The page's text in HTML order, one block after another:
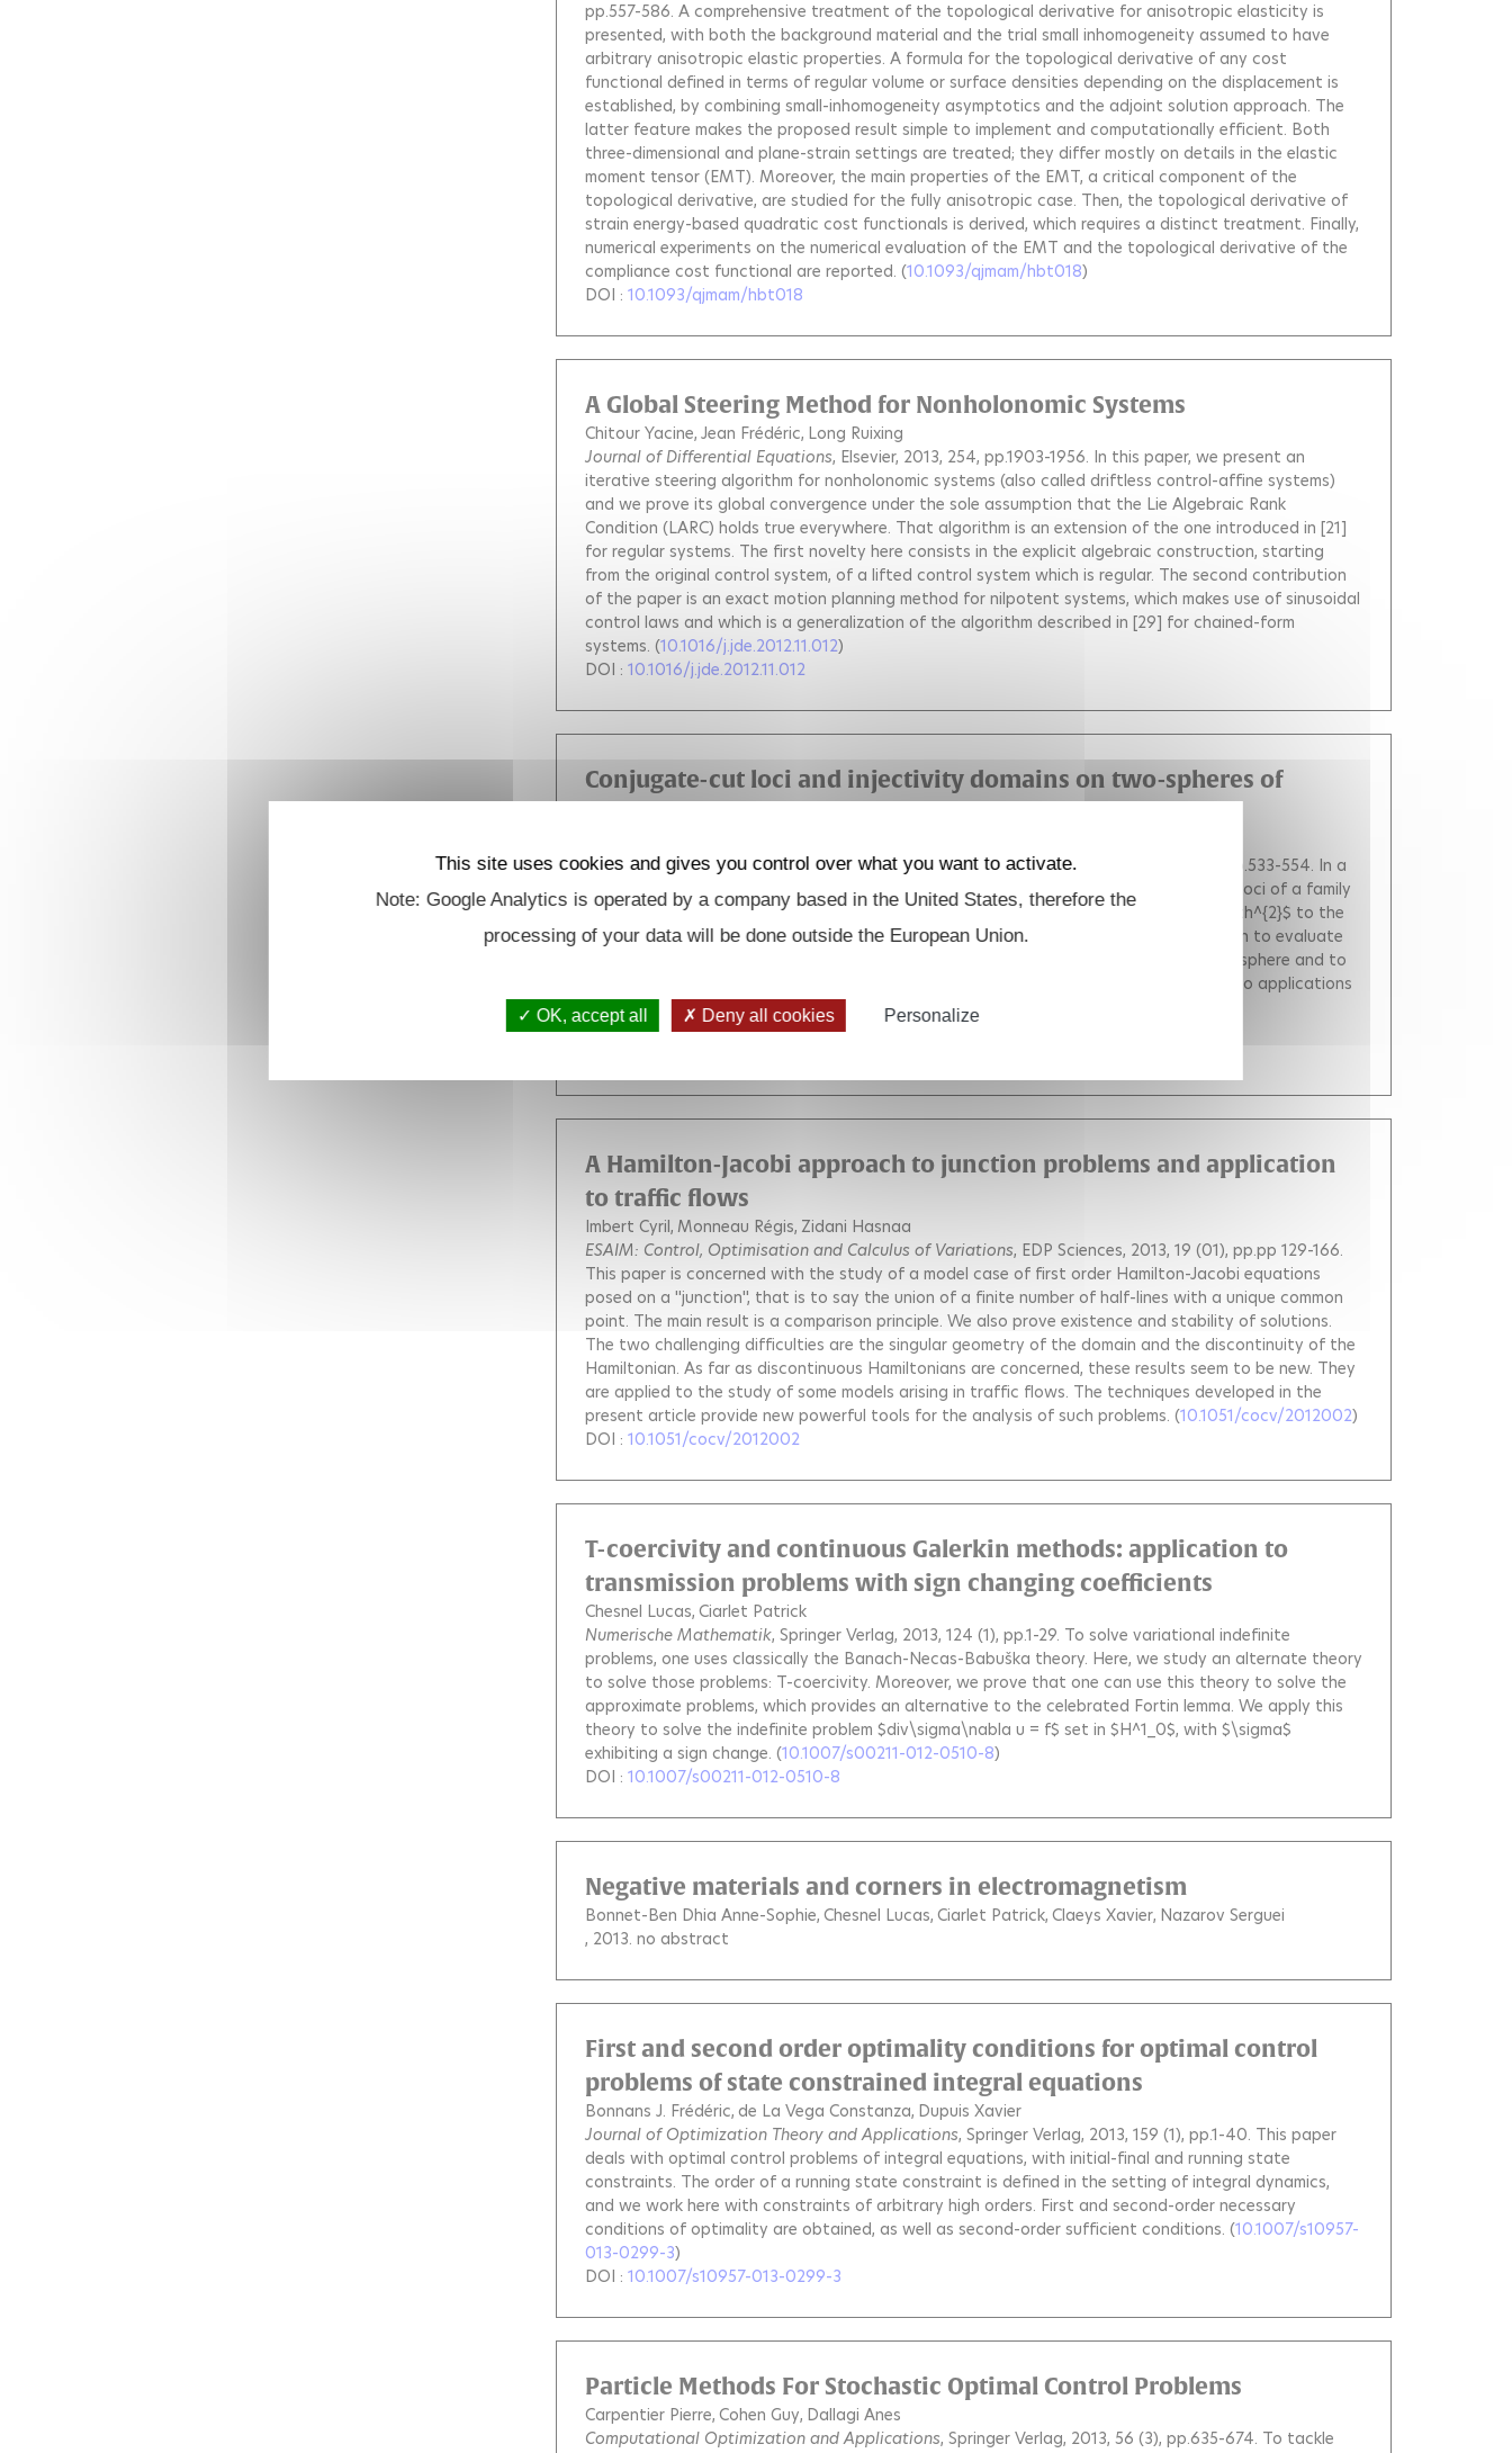
pp.557-586. A comprehensive treatment of the topological derivative for anisotropic elasticity is
presented, with both the background material and the trial small inhomogeneity assumed to have
arbitrary anisotropic elastic properties. A formula for the topological derivative of any cost
functional defined in terms of regular volume or surface densities depending on the displacement is
established, by combining small-inhomogeneity asymptotics and the adjoint solution approach. The
latter feature makes the proposed result simple to implement and computationally efficient. Both
three-dimensional and plane-strain settings are treated; they differ mostly on details in the elastic
moment tensor (EMT). Moreover, the main properties of the EMT, a critical component of the
topological derivative, are studied for the fully anisotropic case. Then, the topological derivative of
strain energy-based quadratic cost functionals is derived, which requires a distinct treatment. Finally,
numerical experiments on the numerical evaluation of the EMT and the topological derivative of the
compliance cost functional are reported. (10.1093/qjmam/hbt018)
DOI : 10.1093/qjmam/hbt018
A Global Steering Method for Nonholonomic Systems
Chitour Yacine Jean Frédéric Long Ruixing
Journal of Differential Equations, Elsevier, 2013, 254, pp.1903-1956. In this paper, we present an
iterative steering algorithm for nonholonomic systems (also called driftless control-affine systems)
and we prove its global convergence under the sole assumption that the Lie Algebraic Rank
Condition (LARC) holds true everywhere. That algorithm is an extension of the one introduced in [21]
for regular systems. The first novelty here consists in the explicit algebraic construction, starting
from the original control system, of a lifted control system which is regular. The second contribution
of the paper is an exact motion planning method for nilpotent systems, which makes use of sinusoidal
control laws and which is a generalization of the algorithm described in [29] for chained-form
systems. (10.1016/j.jde.2012.11.012)
DOI : 10.1016/j.jde.2012.11.012
Conjugate-cut loci and injectivity domains on two-spheres of
ESAIM: Control, Optimisation and Calculus of Variations, EDP Sciences, 2013, 19 (2), pp.533-554. In a
recent article \cite{BCST2009}, we relate the computation of the conjugate and cut loci of a family
of metrics on two-spheres of revolution whose polar form is $g=\d\vp^{2}+m(\vp)\d\th^{2}$ to the
period mapping of the $\vp$-variable. One purpose of this article is to use this relation to evaluate
the cut and conjugate loci for a family of metrics arising as deformation of the round sphere and to
determine the convexity properties of the injectivity domains of such metrics related to applications
to optimal control in space mechanics, quantum control and optimal transport.
(10.1051/cocv/2012020)
A Hamilton-Jacobi approach to junction problems and application
to traffic flows
Imbert Cyril Monneau Régis Zidani Hasnaa
ESAIM: Control, Optimisation and Calculus of Variations, EDP Sciences, 2013, 19 (01), pp.pp 129-166.
This paper is concerned with the study of a model case of first order Hamilton-Jacobi equations
posed on a ''junction'', that is to say the union of a finite number of half-lines with a unique common
point. The main result is a comparison principle. We also prove existence and stability of solutions.
The two challenging difficulties are the singular geometry of the domain and the discontinuity of the
Hamiltonian. As far as discontinuous Hamiltonians are concerned, these results seem to be new. They
are applied to the study of some models arising in traffic flows. The techniques developed in the
present article provide new powerful tools for the analysis of such problems. (10.1051/cocv/2012002)
DOI : 10.1051/cocv/2012002
T-coercivity and continuous Galerkin methods: application to
transmission problems with sign changing coefficients
Chesnel Lucas Ciarlet Patrick
Numerische Mathematik, Springer Verlag, 2013, 124 (1), pp.1-29. To solve variational indefinite
problems, one uses classically the Banach-Necas-Babuška theory. Here, we study an alternate theory
to solve those problems: T-coercivity. Moreover, we prove that one can use this theory to solve the
approximate problems, which provides an alternative to the celebrated Fortin lemma. We apply this
theory to solve the indefinite problem $div\sigma\nabla u = f$ set in $H^1_0$, with $\sigma$
exhibiting a sign change. (10.1007/s00211-012-0510-8)
DOI : 10.1007/s00211-012-0510-8
Negative materials and corners in electromagnetism
Bonnet-Ben Dhia Anne-Sophie Chesnel Lucas Ciarlet Patrick Claeys Xavier Nazarov Serguei
, 2013. no abstract
First and second order optimality conditions for optimal control
problems of state constrained integral equations
Bonnans J. Frédéric de La Vega Constanza Dupuis Xavier
Journal of Optimization Theory and Applications, Springer Verlag, 2013, 159 (1), pp.1-40. This paper
deals with optimal control problems of integral equations, with initial-final and running state
constraints. The order of a running state constraint is defined in the setting of integral dynamics,
and we work here with constraints of arbitrary high orders. First and second-order necessary
conditions of optimality are obtained, as well as second-order sufficient conditions. (10.1007/s10957-
013-0299-3)
DOI : 10.1007/s10957-013-0299-3
Particle Methods For Stochastic Optimal Control Problems
Carpentier Pierre Cohen Guy Dallagi Anes
Computational Optimization and Applications, Springer Verlag, 2013, 56 (3), pp.635-674. To tackle
This site uses cookies and gives you control over what you want to activate.
Note: Google Analytics is operated by a company based in the United States, therefore the
processing of your data will be done outside the European Union.
OK, accept all Deny all cookies Personalize